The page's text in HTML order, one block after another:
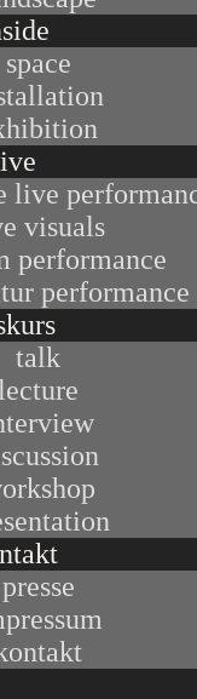
space
live
visuals
performance
performance
talk
presse
kurozaki